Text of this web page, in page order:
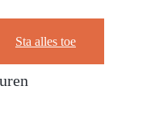
Sta alles toe